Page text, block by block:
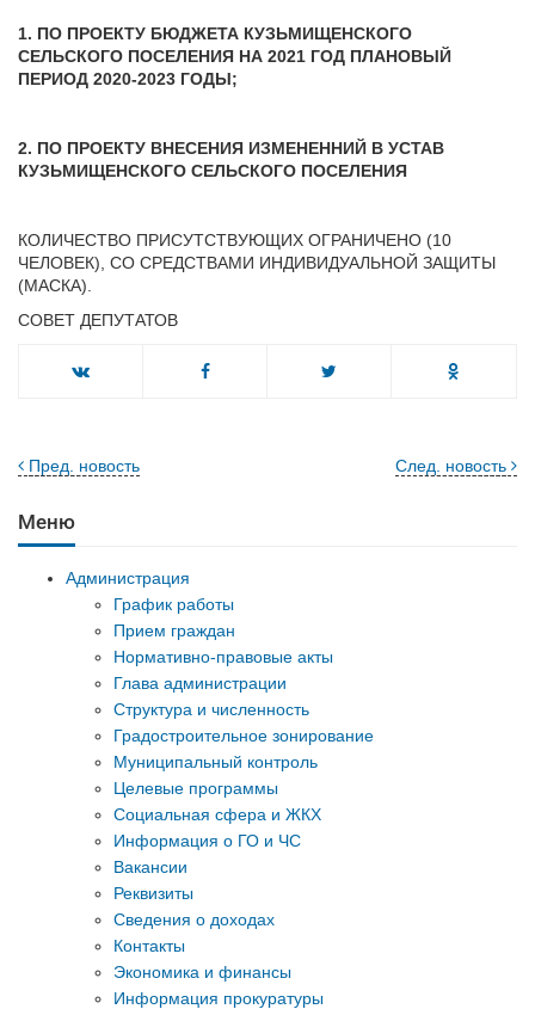
1. ПО ПРОЕКТУ БЮДЖЕТА КУЗЬМИЩЕНСКОГО
СЕЛЬСКОГО ПОСЕЛЕНИЯ НА 2021 ГОД ПЛАНОВЫЙ
ПЕРИОД 2020-2023 ГОДЫ;
2. ПО ПРОЕКТУ ВНЕСЕНИЯ ИЗМЕНЕННИЙ В УСТАВ
КУЗЬМИЩЕНСКОГО СЕЛЬСКОГО ПОСЕЛЕНИЯ
КОЛИЧЕСТВО ПРИСУТСТВУЮЩИХ ОГРАНИЧЕНО (10
ЧЕЛОВЕК), СО СРЕДСТВАМИ ИНДИВИДУАЛЬНОЙ ЗАЩИТЫ
(МАСКА).
СОВЕТ ДЕПУТАТОВ
След. новость
Пред. новость
Меню
Администрация
График работы
Прием граждан
Нормативно-правовые акты
Глава администрации
Структура и численность
Градостроительное зонирование
Муниципальный контроль
Целевые программы
Социальная сфера и ЖКХ
Информация о ГО и ЧС
Вакансии
Реквизиты
Сведения о доходах
Контакты
Экономика и финансы
Информация прокуратуры